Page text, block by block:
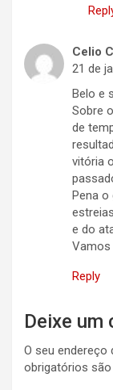
Celio
21 de
Belo e
Sobre
de
vitória
Pena o
e do
Vamos
Reply
Deixe um
O seu endereço
obrigatórios